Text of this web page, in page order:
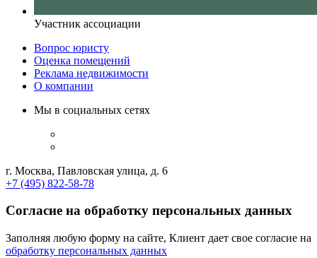
Участник ассоциации
Вопрос юристу
Оценка помещений
Реклама недвижимости
О компании
Мы в социальных сетях
г. Москва, Павловская улица, д. 6
+7 (495) 822-58-78
Согласие на обработку персональных данных
Заполняя любую форму на сайте, Клиент дает свое согласие на
обработку персональных данных